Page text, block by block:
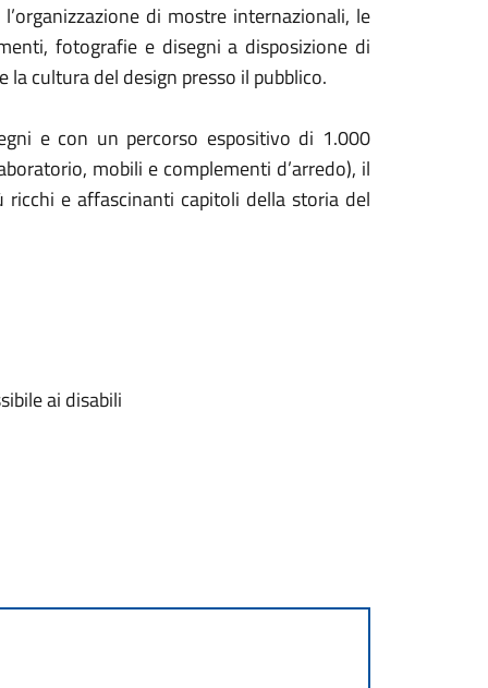
di mostre internazionali, le
fotografie e disegni a disposizione di
cultura del design presso il pubblico.
e con un percorso espositivo di 1.000
mobili e complementi d’arredo), il
e affascinanti capitoli della storia del
ai disabili